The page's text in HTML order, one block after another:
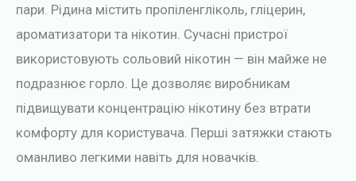
пари. Рідина містить пропіленгліколь, гліцерин,
ароматизатори та нікотин. Сучасні пристрої
використовують сольовий нікотин — він майже не
подразнює горло. Це дозволяє виробникам
підвищувати концентрацію нікотину без втрати
комфорту для користувача. Перші затяжки стають
оманливо легкими навіть для новачків.